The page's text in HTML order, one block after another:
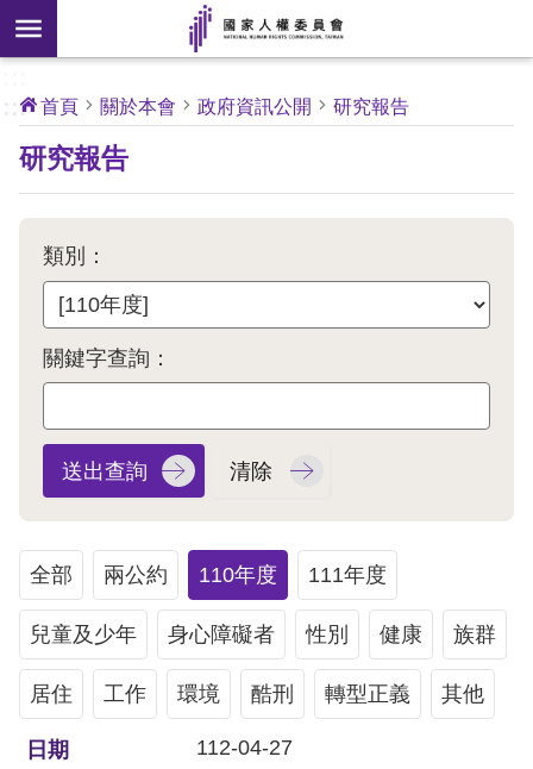
前往主要內容區塊
搜
尋
開
新
核
心
人
權
關
於
本
會
最
人
權
業
務
核
:::
首頁 關於本會 政府資訊公開 研究報告
研究報告
類別：
關鍵字查詢：
全部 兩公約 110年度 111年度
兒童及少年 身心障礙者 性別 健康 族群
居住 工作 環境 酷刑 轉型正義 其他
112-04-27